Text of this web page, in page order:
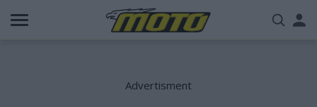
Παράκαμψη
προς